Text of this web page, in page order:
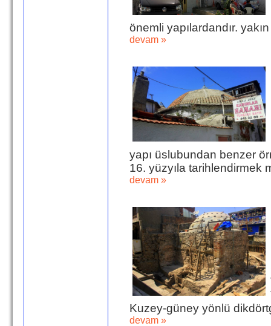
önemli yapılardandır.
devam »
yapı üslubundan benzer
16. yüzyıla tarihlendirmek
devam »
Kuzey-güney yönlü
devam »